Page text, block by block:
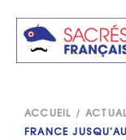
ACCUEIL /
FRANCE